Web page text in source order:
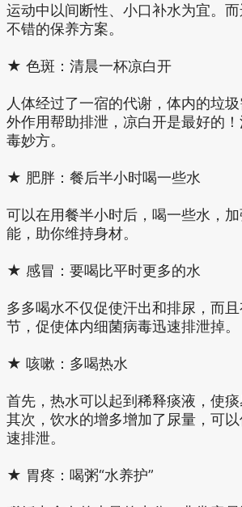
运动中以间断性、小口补水为宜。
不错的保养方案。
★ 色斑：清晨一杯凉白开
人体经过了一宿的代谢，体内的垃
外作用帮助排泄，凉白开是最好的
毒妙方。
★ 肥胖：餐后半小时喝一些水
可以在用餐半小时后，喝一些水，
能，助你维持身材。
★ 感冒：要喝比平时更多的水
多多喝水不仅促使汗出和排尿，而
节，促使体内细菌病毒迅速排泄掉。
★ 咳嗽：多喝热水
首先，热水可以起到稀释痰液，使痰
其次，饮水的增多增加了尿量，可
速排泄。
★ 胃疼：喝粥“水养护”